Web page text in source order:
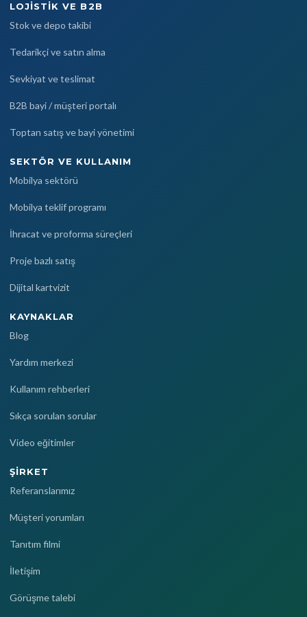
LOJISTIK VE B2B
Stok ve depo takibi
Tedarikçi ve satın alma
Sevkiyat ve teslimat
B2B bayi / müşteri portalı
Toptan satış ve bayi yönetimi
SEKTÖR VE KULLANIM
Mobilya sektörü
Mobilya teklif programı
İhracat ve proforma süreçleri
Proje bazlı satış
Dijital kartvizit
KAYNAKLAR
Blog
Yardım merkezi
Kullanım rehberleri
Sıkça sorulan sorular
Video eğitimler
ŞIRKET
Referanslarımız
Müşteri yorumları
Tanıtım filmi
İletişim
Görüşme talebi